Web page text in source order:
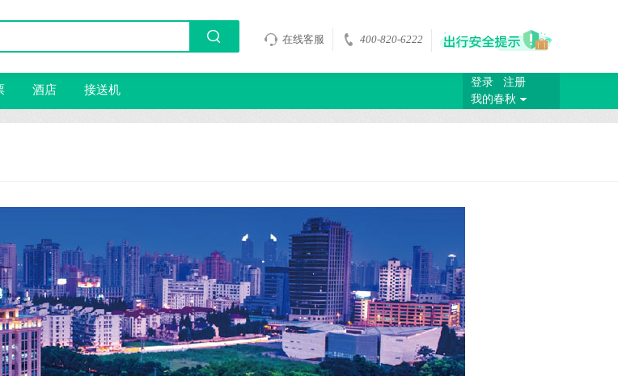
在线客服 400-820-6222
酒店 接送机
登录
注册
我的春秋